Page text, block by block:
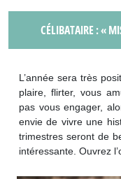
CÉLIBATAIRE : «
L’année sera très
plaire, flirter, vous
pas vous engager,
envie de vivre une
trimestres seront de
intéressante. Ouvrez